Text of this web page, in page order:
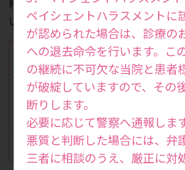
ペイシェントハラスメントに
が認められた場合は、診療の
への退去命令を行います。こ
の継続に不可欠な当院と患者
が破綻していますので、その
断りします。
必要に応じて警察へ通報します
悪質と判断した場合には、弁
三者に相談のうえ、厳正に対
います。
療を行
反復着床不全